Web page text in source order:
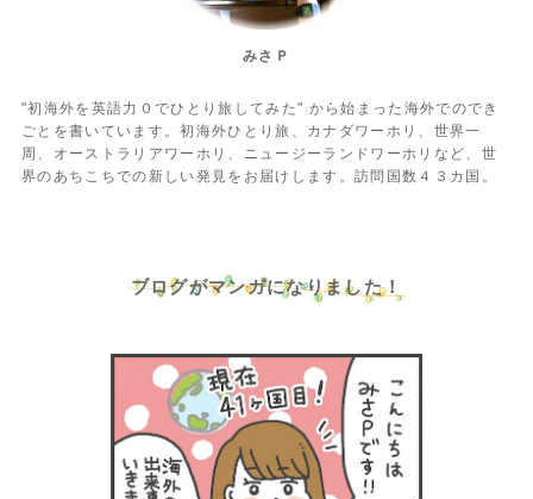
みさＰ
"初海外を英語力０でひとり旅してみた" から始まった海外でのでき
ごとを書いています。初海外ひとり旅、カナダワーホリ、世界一
周、オーストラリアワーホリ、ニュージーランドワーホリなど、世
界のあちこちでの新しい発見をお届けします。訪問国数４３カ国。
ブログがマンガになりました！